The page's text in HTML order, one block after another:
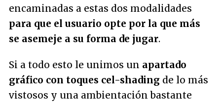
encaminadas a estas dos modalidades
para que el usuario opte por la que más
se asemeje a su forma de jugar.
Si a todo esto le unimos un apartado
gráfico con toques cel-shading de lo más
vistosos y una ambientación bastante